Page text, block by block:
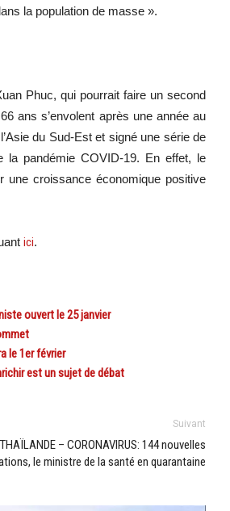
la population de masse ».
Phuc, qui pourrait faire un second
ans s’envolent après une année au
du Sud-Est et signé une série de
pandémie COVID-19. En effet, le
une croissance économique positive
ici.
ouvert le 25 janvier
le 1er février
est un sujet de débat
Suivant
THAÏLANDE – CORONAVIRUS: 144 nouvelles
le ministre de la santé en quarantaine